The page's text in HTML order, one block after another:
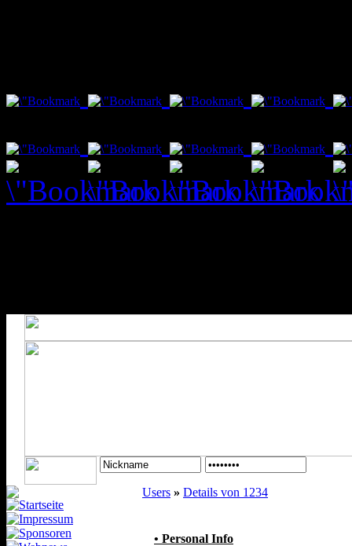
Users » Details von 1234
• Personal Info